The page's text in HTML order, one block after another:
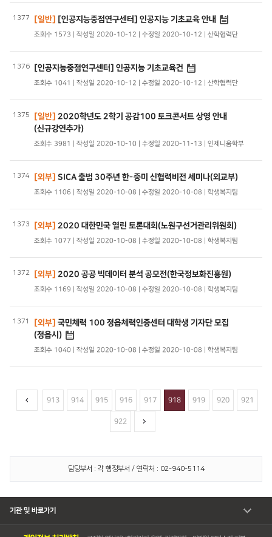
1377 [일반] [인공지능중점연구센터] 인공지능 기초교육 안내
조회수 1573 | 작성일 2020-10-12 | 수정일 2020-10-12 | 산학협력단
1376 [인공지능중점연구센터] 인공지능 기초교육건
조회수 1041 | 작성일 2020-10-12 | 수정일 2020-10-12 | 산학협력단
1375 [일반] 2020학년도 2학기 공감100 토크콘서트 상영 안내
(신규강연추가)
조회수 3981 | 작성일 2020-10-10 | 수정일 2020-11-13 | 인제니움학부
1374 [외부] SICA 출범 30주년 한-중미 신협력비전 세미나(외교부)
조회수 1106 | 작성일 2020-10-08 | 수정일 2020-10-08 | 학생복지팀
1373 [외부] 2020 대한민국 열린 토론대회(노원구선거관리위원회)
조회수 1077 | 작성일 2020-10-08 | 수정일 2020-10-08 | 학생복지팀
1372 [외부] 2020 공공 빅데이터 분석 공모전(한국정보화진흥원)
조회수 1169 | 작성일 2020-10-08 | 수정일 2020-10-08 | 학생복지팀
1371 [외부] 국민체력 100 정읍체력인증센터 대학생 기자단 모집
(정읍시)
조회수 1040 | 작성일 2020-10-08 | 수정일 2020-10-08 | 학생복지팀
913 914 915 916 917 918 919 920 921
922
담당부서 : 각 행정부서 / 연락처 : 02-940-5114
기관 및 바로가기